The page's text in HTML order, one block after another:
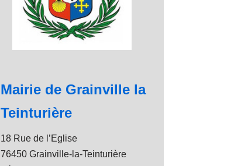
Mairie de Grainville la
Teinturière
18 Rue de l’Eglise
76450 Grainville-la-Teinturière